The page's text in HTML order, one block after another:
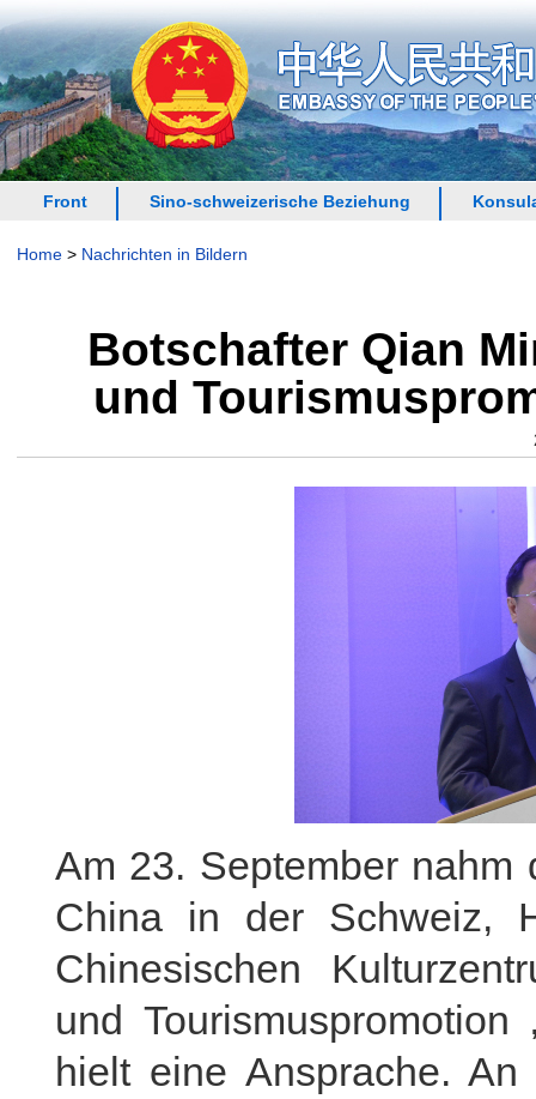
Front Sino-schweizerische Beziehung
Home > Nachrichten in Bildern
Botschafter Qian
und
Am 23. September nahm
China in der Schweiz,
Chinesischen
und
hielt eine Ansprache.